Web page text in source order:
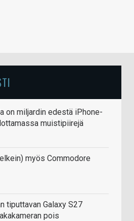
on miljardin edestä iPhone-
muistipiirejä
myös Commodore
tiputtavan Galaxy S27
pois